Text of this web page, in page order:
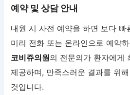
예약 및 상담 안내
내원 시 사전 예약을 하면 보다 빠
미리 전화 또는 온라인으로 예약
코비쥬의원의 전문의가 환자에게
제공하며, 만족스러운 결과를 위
것입니다.